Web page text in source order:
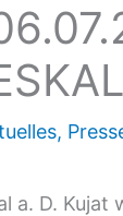
,
a. D.